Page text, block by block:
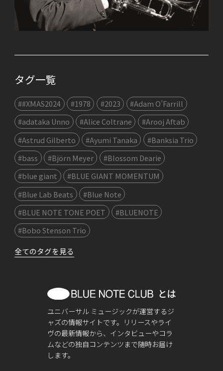
タグ一覧
##XMAS2024 #1978 #2023
#Adam O’Farrill
#adataka Unno
#Alice Coltrane
#Arooj Aftab
#Astrud Gilberto
#Ayumi Tanaka
#Banksia Trio
#bass
#Björn Meyer
#Blossom Dearie
#blue giant
#BLUE GIANT MOMENTUM
#Blue Lab Beats
#Blue Note
#BLUE NOTE TONE POET
#BLUENOTE
#Bobo Stenson Trio
全てのタグを見る
ユニバーサル ミュージックが運営するジ
ャズの情報サイトです。リリースやライ
ヴの最新情報から、インタビューやコラ
ムなどの独自コンテンツまで随時お届け
します。